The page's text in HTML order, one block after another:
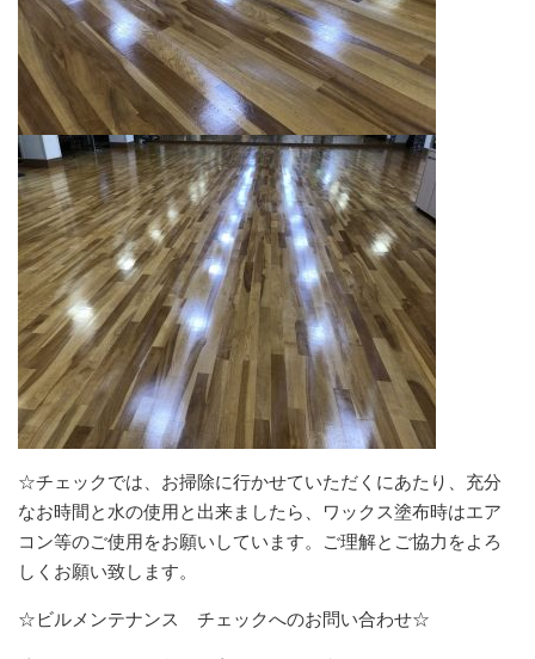
☆チェックでは、お掃除に行かせていただくにあたり、充分
なお時間と水の使用と出来ましたら、ワックス塗布時はエア
コン等のご使用をお願いしています。ご理解とご協力をよろ
しくお願い致します。
☆ビルメンテナンス チェックへのお問い合わせ☆